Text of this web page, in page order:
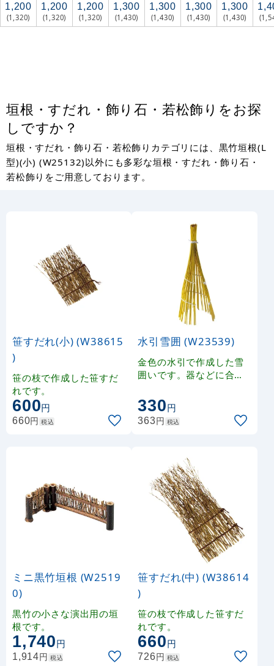
1,200
(1,320)
1,200
(1,320)
1,200
(1,320)
1,300
(1,430)
1,300
(1,430)
1,300
(1,430)
1,300
(1,430)
垣根・すだれ・飾り石・若松飾りをお探
しですか？
垣根・すだれ・飾り石・若松飾りカテゴリには、黒竹垣根(L
型)(小) (W25132)以外にも多彩な垣根・すだれ・飾り石・
若松飾りをご用意しております。
笹すだれ(小) (W38615
)
笹の枝で作成した笹すだ
れです。
600円
660円 税込
水引雪囲 (W23539)
金色の水引で作成した雪
囲いです。器などに合わ
。
330円
363円 税込
ミニ黒竹垣根 (W2519
0)
黒竹の小さな演出用の垣
根です。
1,740円
1,914円 税込
笹すだれ(中) (W38614
)
笹の枝で作成した笹すだ
れです。
660円
726円 税込